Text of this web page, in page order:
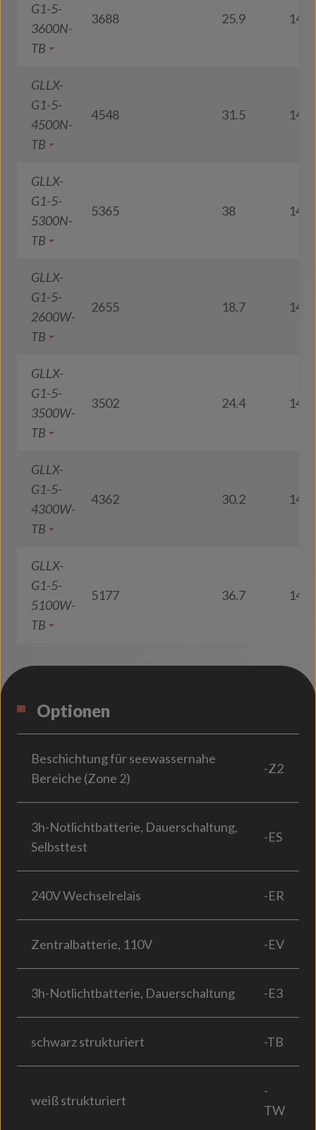
G1-5-
3600N-
TB
3688 25.9 142
GLLX-
G1-5-
4500N-
TB
4548 31.5 144
GLLX-
G1-5-
5300N-
TB
5365 38 141
GLLX-
G1-5-
2600W-
TB
2655 18.7 142
GLLX-
G1-5-
3500W-
TB
3502 24.4 143
GLLX-
G1-5-
4300W-
TB
4362 30.2 145
GLLX-
G1-5-
5100W-
TB
5177 36.7 141
Optionen
Beschichtung für seewassernahe
Bereiche (Zone 2)
-Z2
3h-Notlichtbatterie, Dauerschaltung,
Selbsttest
-ES
240V Wechselrelais -ER
Zentralbatterie, 110V -EV
3h-Notlichtbatterie, Dauerschaltung -E3
schwarz strukturiert -TB
weiß strukturiert
-
TW